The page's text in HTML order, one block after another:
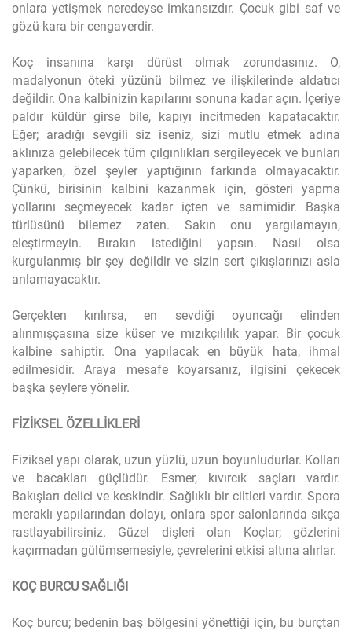
onlara yetişmek neredeyse imkansızdır. Çocuk gibi saf ve
gözü kara bir cengaverdir.
Koç insanına karşı dürüst olmak zorundasınız. O,
madalyonun öteki yüzünü bilmez ve ilişkilerinde aldatıcı
değildir. Ona kalbinizin kapılarını sonuna kadar açın. İçeriye
paldır küldür girse bile, kapıyı incitmeden kapatacaktır.
Eğer; aradığı sevgili siz iseniz, sizi mutlu etmek adına
aklınıza gelebilecek tüm çılgınlıkları sergileyecek ve bunları
yaparken, özel şeyler yaptığının farkında olmayacaktır.
Çünkü, birisinin kalbini kazanmak için, gösteri yapma
yollarını seçmeyecek kadar içten ve samimidir. Başka
türlüsünü bilemez zaten. Sakın onu yargılamayın,
eleştirmeyin. Bırakın istediğini yapsın. Nasıl olsa
kurgulanmış bir şey değildir ve sizin sert çıkışlarınızı asla
anlamayacaktır.
Gerçekten kırılırsa, en sevdiği oyuncağı elinden
alınmışçasına size küser ve mızıkçılılık yapar. Bir çocuk
kalbine sahiptir. Ona yapılacak en büyük hata, ihmal
edilmesidir. Araya mesafe koyarsanız, ilgisini çekecek
başka şeylere yönelir.
FİZİKSEL ÖZELLİKLERİ
Fiziksel yapı olarak, uzun yüzlü, uzun boyunludurlar. Kolları
ve bacakları güçlüdür. Esmer, kıvırcık saçları vardır.
Bakışları delici ve keskindir. Sağlıklı bir ciltleri vardır. Spora
meraklı yapılarından dolayı, onlara spor salonlarında sıkça
rastlayabilirsiniz. Güzel dişleri olan Koçlar; gözlerini
kaçırmadan gülümsemesiyle, çevrelerini etkisi altına alırlar.
KOÇ BURCU SAĞLIĞI
Koç burcu; bedenin baş bölgesini yönettiği için, bu burçtan